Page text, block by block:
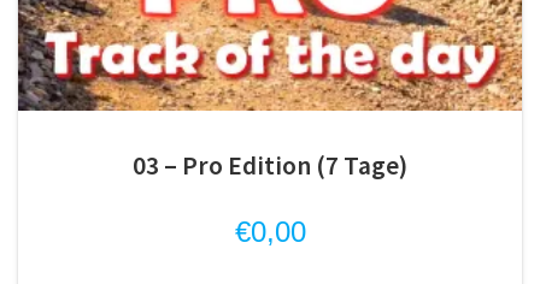
03 – Pro Edition (7 Tage)
€0,00